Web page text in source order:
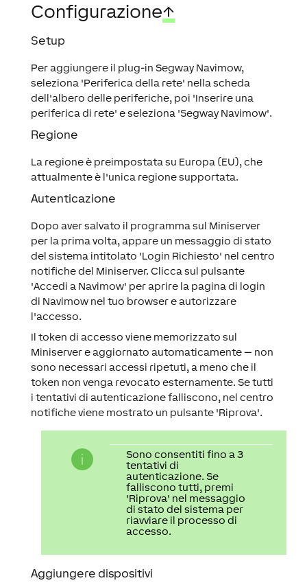
Configurazione↑
Setup
Per aggiungere il plug-in Segway Navimow,
seleziona 'Periferica della rete' nella scheda
dell'albero delle periferiche, poi 'Inserire una
periferica di rete' e seleziona 'Segway Navimow'.
Regione
La regione è preimpostata su Europa (EU), che
attualmente è l'unica regione supportata.
Autenticazione
Dopo aver salvato il programma sul Miniserver
per la prima volta, appare un messaggio di stato
del sistema intitolato 'Login Richiesto' nel centro
notifiche del Miniserver. Clicca sul pulsante
'Accedi a Navimow' per aprire la pagina di login
di Navimow nel tuo browser e autorizzare
l'accesso.
Il token di accesso viene memorizzato sul
Miniserver e aggiornato automaticamente — non
sono necessari accessi ripetuti, a meno che il
token non venga revocato esternamente. Se tutti
i tentativi di autenticazione falliscono, nel centro
notifiche viene mostrato un pulsante 'Riprova'.
Sono consentiti fino a 3
tentativi di
autenticazione. Se
falliscono tutti, premi
'Riprova' nel messaggio
di stato del sistema per
riavviare il processo di
accesso.
Aggiungere dispositivi